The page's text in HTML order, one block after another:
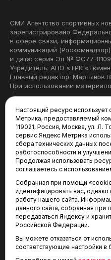
СМИ Агентство спортивных
зарегистрировано
в сфере связи,
коммуникаций
и дата: серия Эл № ФС77-
Учредитель: АНО «ТРК
Главный редактор: Мартынов
При использовании
Редакция:
625035, Тюмень, пр.
(3452) 68-22-28
tum-arena@mail.ru
Отдел продаж:
(3452) 68-89-78
kotovaev@sibinformburo.ru
Настоящий ресурс использует
Метрика, предоставляемый
119021, Россия, Москва, ул. Л.
сервис Яндекс Метрика
сбора технических данных
работоспособности и
Продолжая использовать
соглашаетесь с
Собранная при помощи
идентифицировать вас,
работу нашего сайта.
данного сайта, собранная
передаваться Яндексу и
Российской Федерации.
Вы можете отказаться от
соответствующие настройки в